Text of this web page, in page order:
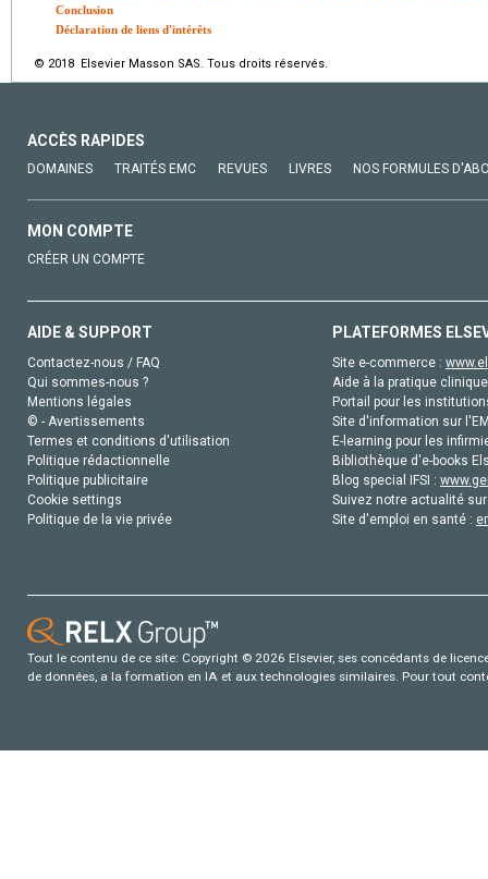
Conclusion
Déclaration de liens d'intérêts
© 2018 Elsevier Masson SAS. Tous droits réservés.
ACCÈS RAPIDES
DOMAINES TRAITÉS EMC REVUES LIVRES NOS FORMULES
MON COMPTE
CRÉER UN COMPTE
AIDE & SUPPORT
Contactez-nous / FAQ
Qui sommes-nous ?
Mentions légales
© - Avertissements
Termes et conditions d'utilisation
Politique rédactionnelle
Politique publicitaire
Cookie settings
Politique de la vie privée
PLATEFORMES
Site e-commerce :
Aide à la pratique
Portail pour les
Site d'information sur
E-learning pour les
Bibliothèque d'e-books
Blog special IFSI :
Suivez notre actualité
Site d'emploi en santé :
Tout le contenu de ce site: Copyright © 2026 Elsevier, ses concédants de
de données, a la formation en IA et aux technologies similaires. Pour tout